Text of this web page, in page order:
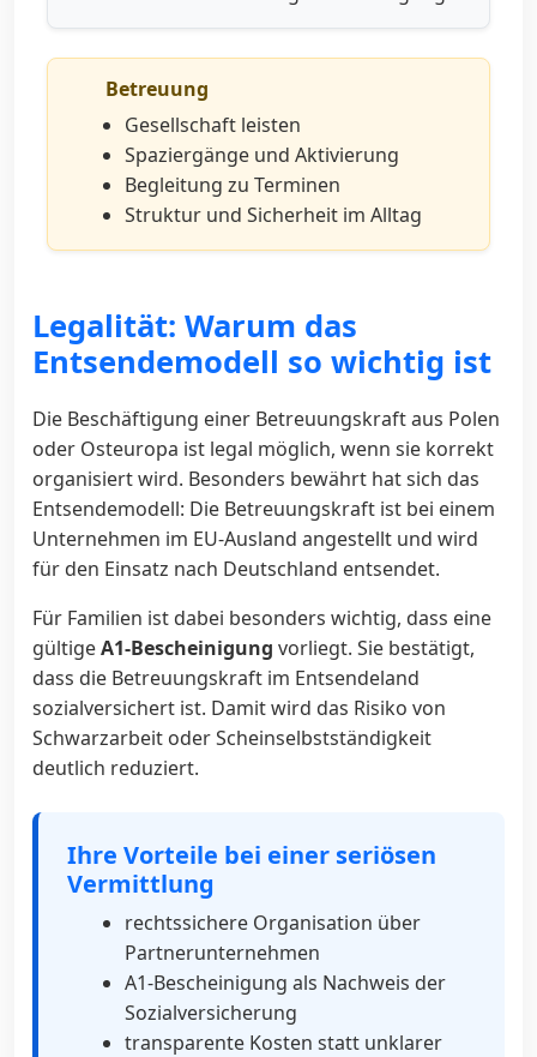
Betreuung
Gesellschaft leisten
Spaziergänge und Aktivierung
Begleitung zu Terminen
Struktur und Sicherheit im Alltag
Legalität: Warum das
Entsendemodell so wichtig ist
Die Beschäftigung einer Betreuungskraft aus Polen
oder Osteuropa ist legal möglich, wenn sie korrekt
organisiert wird. Besonders bewährt hat sich das
Entsendemodell: Die Betreuungskraft ist bei einem
Unternehmen im EU-Ausland angestellt und wird
für den Einsatz nach Deutschland entsendet.
Für Familien ist dabei besonders wichtig, dass eine
gültigeA1-Bescheinigung vorliegt. Sie bestätigt,
dass die Betreuungskraft im Entsendeland
sozialversichert ist. Damit wird das Risiko von
Schwarzarbeit oder Scheinselbstständigkeit
deutlich reduziert.
Ihre Vorteile bei einer seriösen
Vermittlung
rechtssichere Organisation über
Partnerunternehmen
A1-Bescheinigung als Nachweis der
Sozialversicherung
transparente Kosten statt unklarer